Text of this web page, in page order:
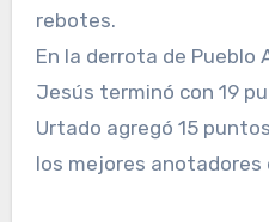
rebotes.
En la derrota de Pueblo
Jesús terminó con 19
Urtado agregó 15
los mejores anotadores